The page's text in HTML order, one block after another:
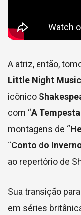
A atriz, então,
Little Night Music
icônico
com “A
montagens de “
“Conto do Inverno
ao repertório de
Sua transição
em séries